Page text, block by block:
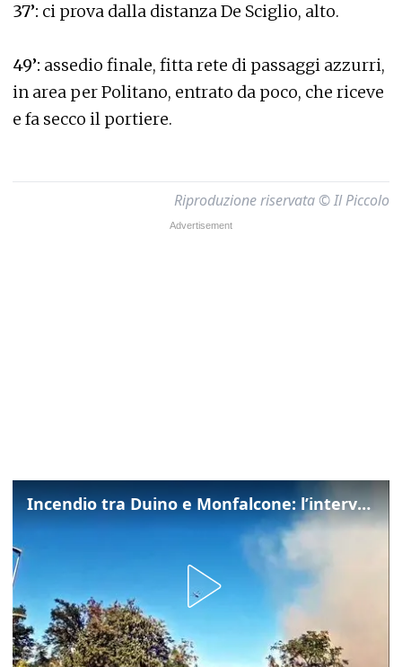
37’: ci prova dalla distanza De Sciglio, alto.
49’: assedio finale, fitta rete di passaggi azzurri,
in area per Politano, entrato da poco, che riceve
e fa secco il portiere.
Riproduzione riservata © Il Piccolo
Incendio tra Duino e Monfalcone: l’intervento dei vigili del fuoco